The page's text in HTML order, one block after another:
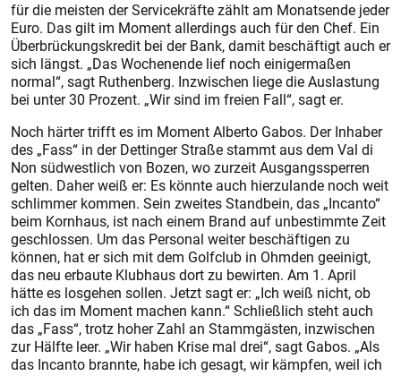
für die meisten der Servicekräfte zählt am Monatsende jeder
Euro. Das gilt im Moment allerdings auch für den Chef. Ein
Überbrückungskredit bei der Bank, damit beschäftigt auch er
sich längst. „Das Wochenende lief noch einigermaßen
normal“, sagt Ruthenberg. Inzwischen liege die Auslas­tung
bei unter 30 Prozent. „Wir sind im freien Fall“, sagt er.
Noch härter trifft es im Moment Alberto Gabos. Der Inhaber
des „Fass“ in der Dettinger Straße stammt aus dem Val di
Non südwestlich von Bozen, wo zurzeit Ausgangssperren
gelten. Daher weiß er: Es könnte auch hierzulande noch weit
schlimmer kommen. Sein zweites Standbein, das „Incanto“
beim Kornhaus, ist nach einem Brand auf unbestimmte Zeit
geschlossen. Um das Personal weiter beschäftigen zu
können, hat er sich mit dem Golfclub in Ohmden geeinigt,
das neu erbaute Klubhaus dort zu bewirten. Am 1. April
hätte es losgehen sollen. Jetzt sagt er: „Ich weiß nicht, ob
ich das im Moment machen kann.“ Schließlich steht auch
das „Fass“, trotz hoher Zahl an Stammgästen, inzwischen
zur Hälfte leer. „Wir haben Krise mal drei“, sagt Gabos. „Als
das Incanto brannte, habe ich gesagt, wir kämpfen, weil ich